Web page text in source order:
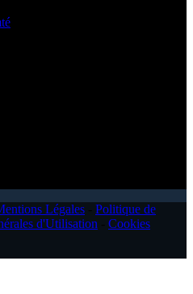
Légales
Politique de
d'Utilisation
Cookies